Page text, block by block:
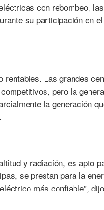
con rebombeo, las
su participación en
rentables. Las grandes
pero la
la generación
y radiación, es apto
se prestan para la
más confiable”, dijo